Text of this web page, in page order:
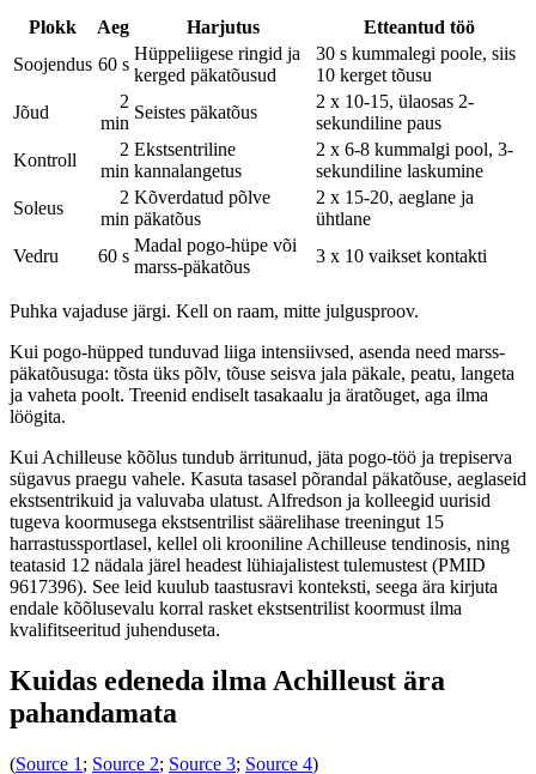
Plokk Aeg Harjutus
Etteantud töö
Soojendus 60 s
Hüppeliigese ringid ja
kerged päkatõusud
30 s kummalegi poole, siis
10 kerget tõusu
Jõud
2
min
Seistes päkatõus
2 x 10-15, ülaosas 2-
sekundiline paus
Kontroll
2
min
Ekstsentriline
kannalangetus
2 x 6-8 kummalgi pool, 3-
sekundiline laskumine
Soleus
2
min
Kõverdatud põlve
päkatõus
2 x 15-20, aeglane ja
ühtlane
Vedru
60 s
Madal pogo-hüpe või
marss-päkatõus
3 x 10 vaikset kontakti
Puhka vajaduse järgi. Kell on raam, mitte julgusproov.
Kui pogo-hüpped tunduvad liiga intensiivsed, asenda need marss-
päkatõusuga: tõsta üks põlv, tõuse seisva jala päkale, peatu, langeta
ja vaheta poolt. Treenid endiselt tasakaalu ja äratõuget, aga ilma
löögita.
Kui Achilleuse kõõlus tundub ärritunud, jäta pogo-töö ja trepiserva
sügavus praegu vahele. Kasuta tasasel põrandal päkatõuse, aeglaseid
ekstsentrikuid ja valuvaba ulatust. Alfredson ja kolleegid uurisid
tugeva koormusega ekstsentrilist säärelihase treeningut 15
harrastussportlasel, kellel oli krooniline Achilleuse tendinosis, ning
teatasid 12 nädala järel headest lühiajalistest tulemustest (PMID
9617396). See leid kuulub taastusravi konteksti, seega ära kirjuta
endale kõõlusevalu korral rasket ekstsentrilist koormust ilma
kvalifitseeritud juhenduseta.
Kuidas edeneda ilma Achilleust ära
pahandamata
(Source 1 ; Source 2; Source 3; Source 4)